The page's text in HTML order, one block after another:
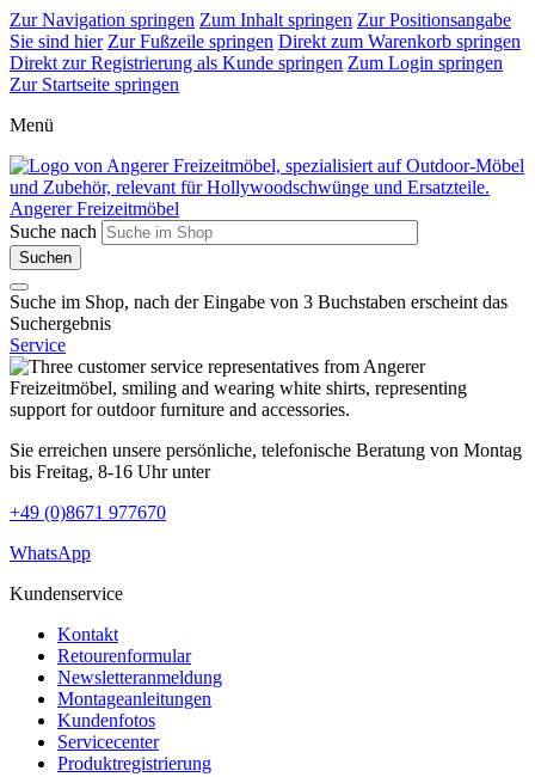
Zur Navigation springen Zum Inhalt springen Zur Positionsangabe
Sie sind hier Zur Fußzeile springen Direkt zum Warenkorb springen
Direkt zur Registrierung als Kunde springen Zum Login springen
Zur Startseite springen
Menü
Angerer Freizeitmöbel
Suche nach
Suche im Shop, nach der Eingabe von 3 Buchstaben erscheint das
Suchergebnis
Service
Sie erreichen unsere persönliche, telefonische Beratung von Montag
bis Freitag, 8-16 Uhr unter
+49 (0)8671 977670
WhatsApp
Kundenservice
Kontakt
Retourenformular
Newsletteranmeldung
Montageanleitungen
Kundenfotos
Servicecenter
Produktregistrierung